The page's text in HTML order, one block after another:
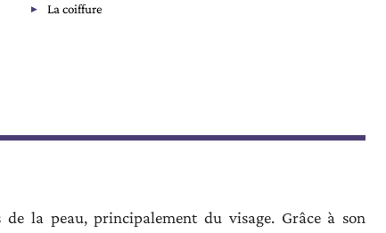
La coiffure
de la peau, principalement du visage. Grâce à son